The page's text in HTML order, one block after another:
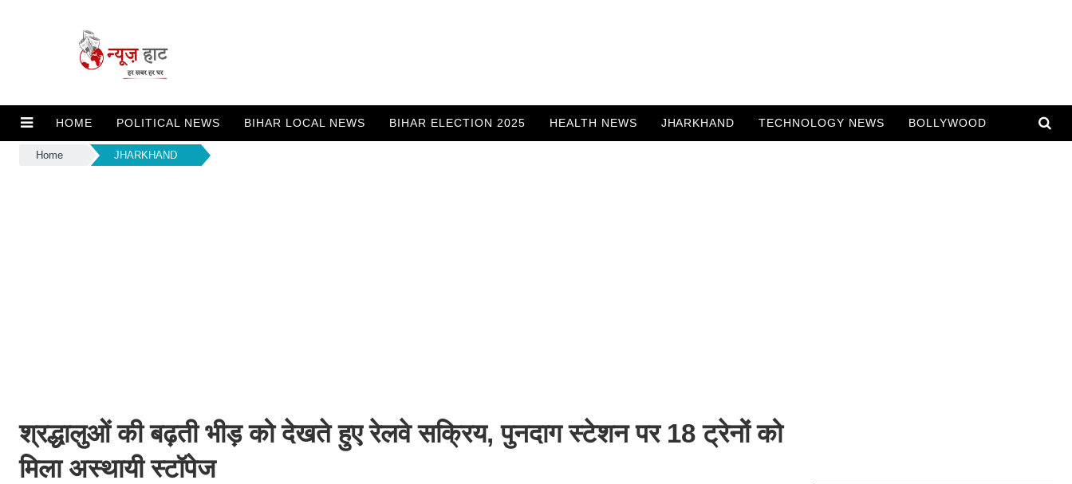
HOME POLITICAL NEWS BIHAR LOCAL NEWS BIHAR ELECTION 2025 HEALTH NEWS JHARKHAND TECHNOLOGY NEWS BOLLYWOOD
Home JHARKHAND
श्रद्धालुओं की बढ़ती भीड़ को देखते हुए रेलवे सक्रिय, पुनदाग स्टेशन पर 18 ट्रेनों को
मिला अस्थायी स्टॉपेज